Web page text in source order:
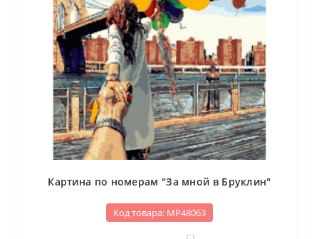
Картина по номерам "За мной в Бруклин"
Код товара: МР48063